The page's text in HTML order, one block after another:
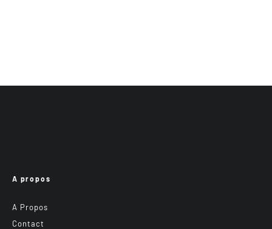
A propos
A Propos
Contact